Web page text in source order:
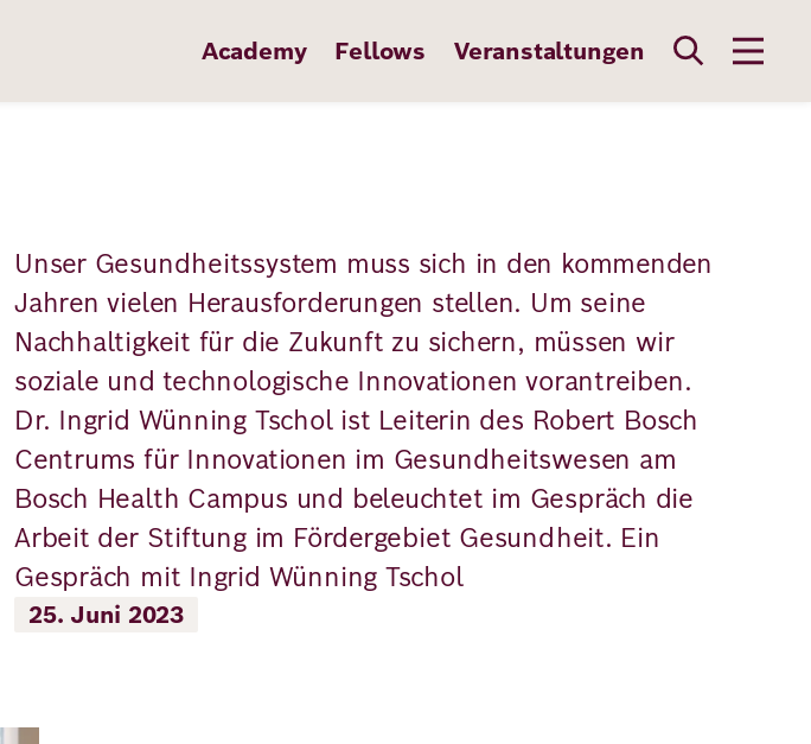
Academy Fellows Veranstaltungen
Unser Gesundheitssystem muss sich in den kommenden
Jahren vielen Herausforderungen stellen. Um seine
Nachhaltigkeit für die Zukunft zu sichern, müssen wir
soziale und technologische Innovationen vorantreiben.
Dr. Ingrid Wünning Tschol ist Leiterin des Robert Bosch
Centrums für Innovationen im Gesundheitswesen am
Bosch Health Campus und beleuchtet im Gespräch die
Arbeit der Stiftung im Fördergebiet Gesundheit. Ein
Gespräch mit Ingrid Wünning Tschol
25. Juni 2023